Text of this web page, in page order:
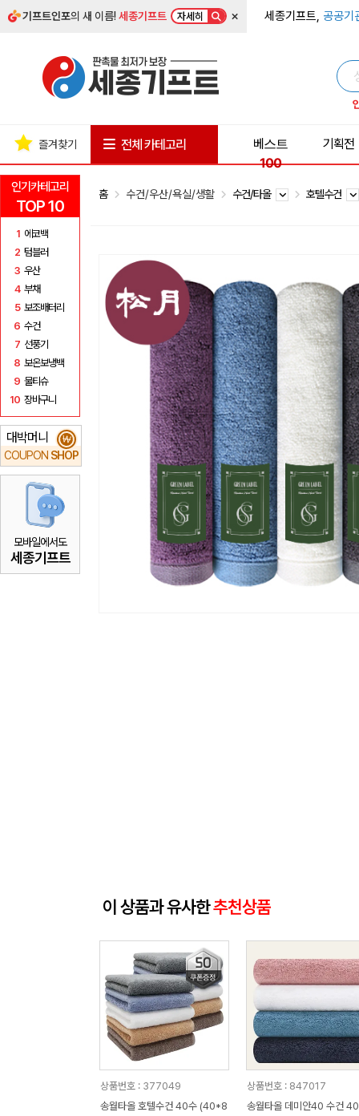
기프트인포의 새 이름!세종기프트 자세히 × 세종기프트, 공공기
인기카테고리
TOP 10
1 에코백
2 텀블러
3 우산
4 부채
5 보조배터리
6 수건
7 선풍기
8 보온보냉백
9 물티슈
10 장바구니
대박머니
COUPON SHOP
₩
모바일에서도
세종기프트
즐겨찾기 전체 카테고리
베스트
100
기획전
홈 수건/우산/욕실/생활 수건/타올 호텔수건
이 상품과 유사한추천상품
상품번호 : 377049
송월타올 호텔수건 40수 (40*8
상품번호 : 847017
송월타올 데미안40 수건